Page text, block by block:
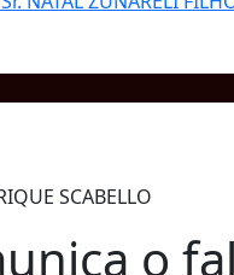
o